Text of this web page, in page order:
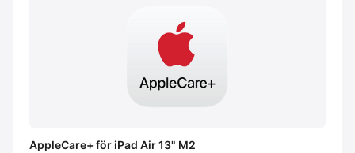
AppleCare+ för iPad Air 13" M2